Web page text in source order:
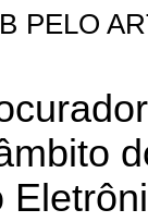
PELO